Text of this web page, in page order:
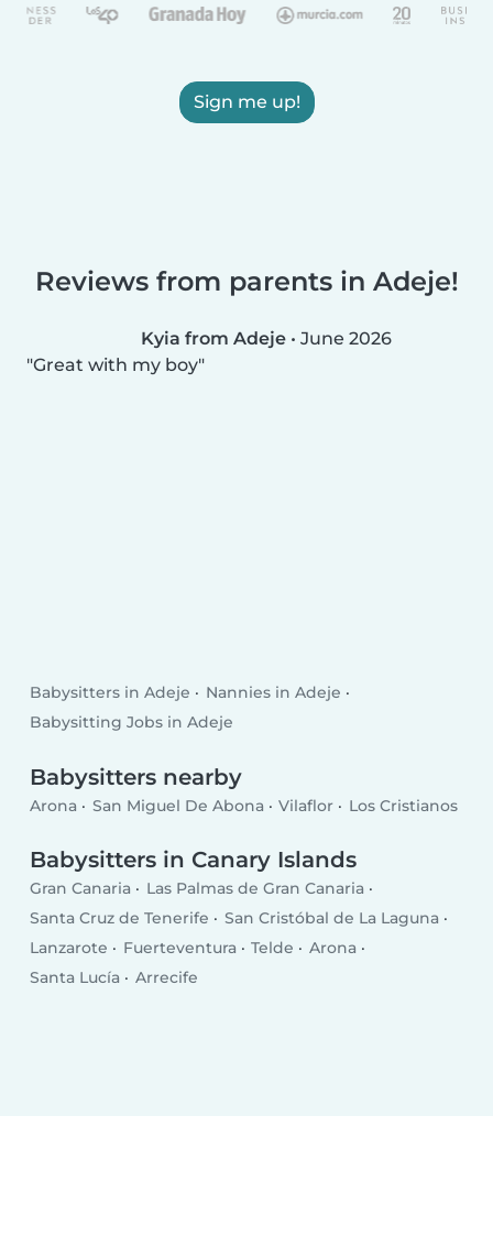
Sign me up!
Reviews from parents in Adeje!
Kyia from Adeje • June 2026
Great with my boy
Babysitters in Adeje
Nannies in Adeje
Babysitting Jobs in Adeje
Babysitters nearby
Arona San Miguel De Abona Vilaflor Los Cristianos
Babysitters in Canary Islands
Gran Canaria
Las Palmas de Gran Canaria
Santa Cruz de Tenerife
San Cristóbal de La Laguna
Lanzarote
Fuerteventura Telde
Arona
Santa Lucía
Arrecife